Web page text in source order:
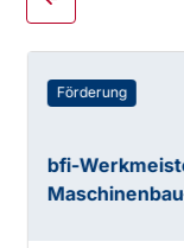
Förderung
bfi-